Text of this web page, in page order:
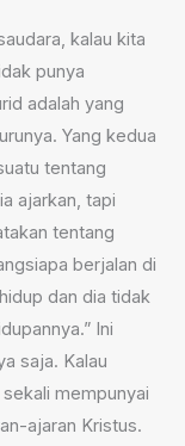
kalau kita
punya
adalah yang
Yang kedua
tentang
ajarkan, tapi
tentang
berjalan di
dan dia tidak
Ini
saja. Kalau
mempunyai
ajaran Kristus.